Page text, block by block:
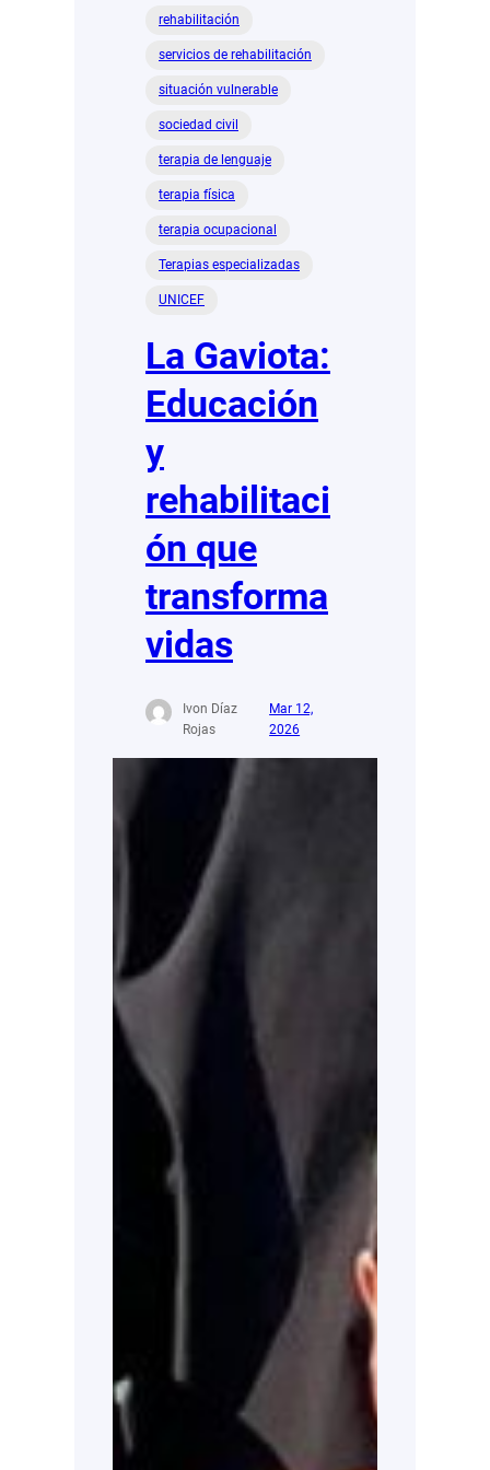
rehabilitación
servicios de rehabilitación
situación vulnerable
sociedad civil
terapia de lenguaje
terapia física
terapia ocupacional
Terapias especializadas
UNICEF
La Gaviota:
Educación
y
rehabilitaci
ón que
transforma
vidas
Ivon Díaz
Rojas
Mar 12,
2026